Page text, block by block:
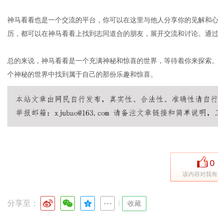
神马看看也是一个交流的平台，你可以在这里与他人分享你的见解和
历，都可以在神马看看上找到志同道合的朋友，展开交流和讨论。通
总的来说，神马看看是一个充满神秘和惊喜的世界，等待着你来探索
个神秘的世界中找到属于自己的那份乐趣和惊喜。
0
该内容对我
分享至： 收藏